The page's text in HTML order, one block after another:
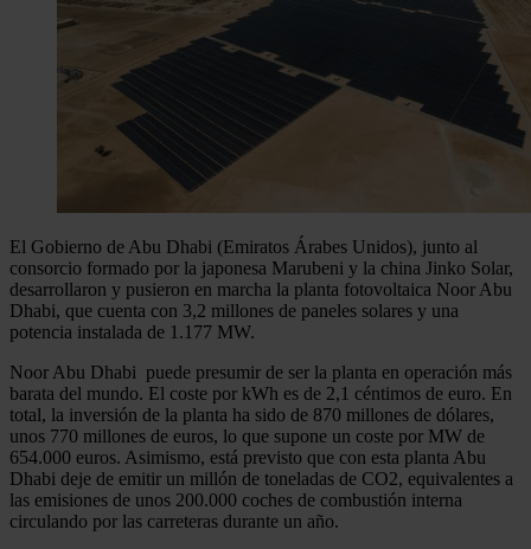
El Gobierno de Abu Dhabi (Emiratos Árabes Unidos), junto al
consorcio formado por la japonesa Marubeni y la china Jinko Solar,
desarrollaron y pusieron en marcha la planta fotovoltaica Noor Abu
Dhabi, que cuenta con 3,2 millones de paneles solares y una
potencia instalada de 1.177 MW.
Noor Abu Dhabi puede presumir de ser la planta en operación más
barata del mundo. El coste por kWh es de 2,1 céntimos de euro. En
total, la inversión de la planta ha sido de 870 millones de dólares,
unos 770 millones de euros, lo que supone un coste por MW de
654.000 euros. Asimismo, está previsto que con esta planta Abu
Dhabi deje de emitir un millón de toneladas de CO2, equivalentes a
las emisiones de unos 200.000 coches de combustión interna
circulando por las carreteras durante un año.